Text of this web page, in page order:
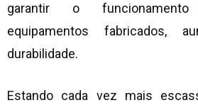
garantir o
equipamentos fabricados,
durabilidade.
Estando cada vez mais